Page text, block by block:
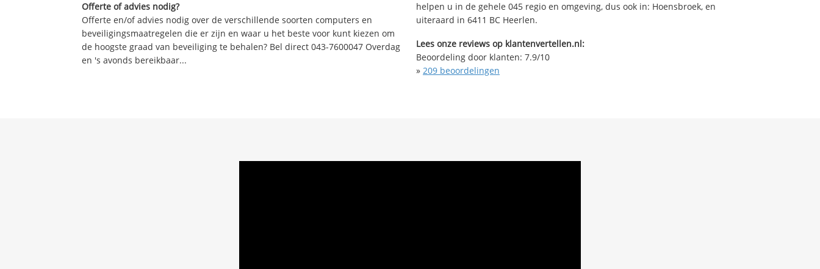
Offerte of advies nodig?
Offerte en/of advies nodig over de verschillende soorten computers en
beveiligingsmaatregelen die er zijn en waar u het beste voor kunt kiezen om
de hoogste graad van beveiliging te behalen? Bel direct 043-7600047 Overdag
en 's avonds bereikbaar...
helpen u in de gehele 045 regio en omgeving, dus ook in: Hoensbroek, en
uiteraard in 6411 BC Heerlen.
Lees onze reviews op klantenvertellen.nl:
Beoordeling door klanten: 7.9/10
» 209 beoordelingen